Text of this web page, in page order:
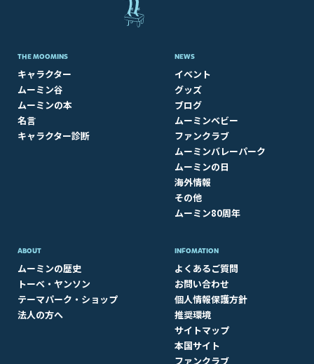
THE MOOMINS
キャラクター
ムーミン谷
ムーミンの本
名言
キャラクター診断
NEWS
イベント
グッズ
ブログ
ムーミンベビー
ファンクラブ
ムーミンバレーパーク
ムーミンの日
海外情報
その他
ムーミン80周年
ABOUT​
ムーミンの歴史
トーベ・ヤンソン
テーマパーク・ショップ
法人の方へ
INFOMATION
よくあるご質問
お問い合わせ
個人情報保護方針
推奨環境
サイトマップ
本国サイト
ファンクラブ